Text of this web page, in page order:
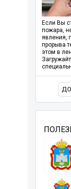
Если Вы
пожара,
явления,
прорыва
этом в